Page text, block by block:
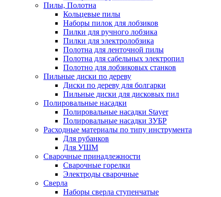
Пилы, Полотна
Кольцевые пилы
Наборы пилок для лобзиков
Пилки для ручного лобзика
Пилки для электролобзика
Полотна для ленточной пилы
Полотна для сабельных электропил
Полотно для лобзиковых станков
Пильные диски по дереву
Диски по дереву для болгарки
Пильные диски для дисковых пил
Полировальные насадки
Полировальные насадки Stayer
Полировальные насадки ЗУБР
Расходные материалы по типу инструмента
Для рубанков
Для УШМ
Сварочные принадлежности
Сварочные горелки
Электроды сварочные
Сверла
Наборы cверла ступенчатые